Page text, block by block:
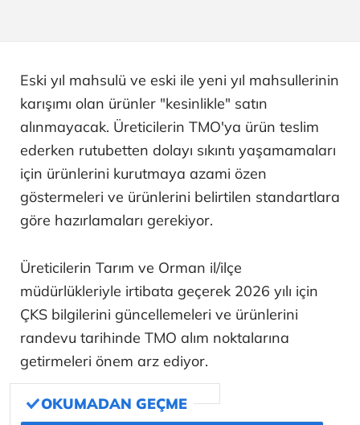
Eski yıl mahsulü ve eski ile yeni yıl mahsullerinin
karışımı olan ürünler "kesinlikle" satın
alınmayacak. Üreticilerin TMO'ya ürün teslim
ederken rutubetten dolayı sıkıntı yaşamamaları
için ürünlerini kurutmaya azami özen
göstermeleri ve ürünlerini belirtilen standartlara
göre hazırlamaları gerekiyor.
Üreticilerin Tarım ve Orman il/ilçe
müdürlükleriyle irtibata geçerek 2026 yılı için
ÇKS bilgilerini güncellemeleri ve ürünlerini
randevu tarihinde TMO alım noktalarına
getirmeleri önem arz ediyor.